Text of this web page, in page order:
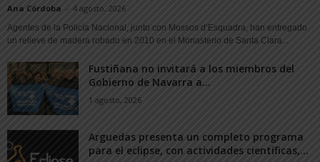
Ana Córdoba - 4 agosto, 2026
Agentes de la Policía Nacional, junto con Mossos d’Esquadra, han entregado
un relieve de madera robado en 2010 en el Monasterio de Santa Clara...
Fustiñana no invitará a los miembros del
Gobierno de Navarra a...
1 agosto, 2026
Arguedas presenta un completo programa
para el eclipse, con actividades científicas,...